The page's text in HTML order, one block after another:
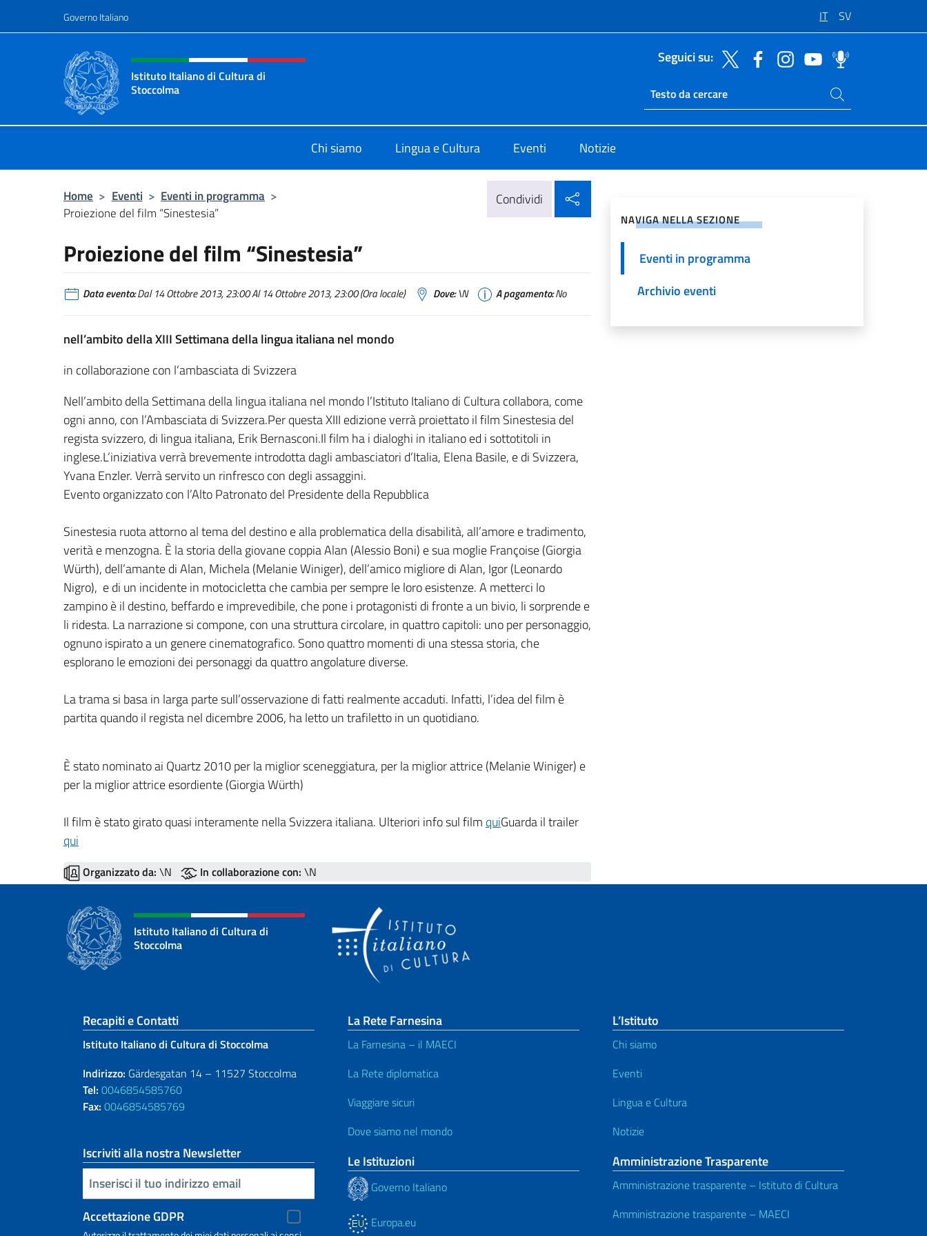
Governo Italiano IT SV
Intestazione sito, social e menù
Istituto Italiano di Cultura di
Stoccolma
Seguici su:
Ricerca sito live
Cerca nel sito
Chi siamo Lingua e Cultura Eventi Notizie
Home > Eventi > Eventi in programma >
Proiezione del film “Sinestesia”
Condividi
Proiezione del film “Sinestesia”
Data evento:Dal 14 Ottobre 2013, 23:00 Al 14 Ottobre 2013, 23:00 (Ora locale) Dove:\N A pagamento:No
nell’ambito della XIII Settimana della lingua italiana nel mondo
in collaborazione con l’ambasciata di Svizzera
Nell’ambito della Settimana della lingua italiana nel mondo l’Istituto Italiano di Cultura collabora, come
ogni anno, con l’Ambasciata di Svizzera.Per questa XIII edizione verrà proiettato il film Sinestesia del
regista svizzero, di lingua italiana, Erik Bernasconi.Il film ha i dialoghi in italiano ed i sottotitoli in
inglese.L’iniziativa verrà brevemente introdotta dagli ambasciatori d’Italia, Elena Basile, e di Svizzera,
Yvana Enzler. Verrà servito un rinfresco con degli assaggini.
Evento organizzato con l’Alto Patronato del Presidente della Repubblica
Sinestesia ruota attorno al tema del destino e alla problematica della disabilità, all’amore e tradimento,
verità e menzogna. È la storia della giovane coppia Alan (Alessio Boni) e sua moglie Françoise (Giorgia
Würth), dell’amante di Alan, Michela (Melanie Winiger), dell’amico migliore di Alan, Igor (Leonardo
Nigro), e di un incidente in motocicletta che cambia per sempre le loro esistenze. A metterci lo
zampino è il destino, beffardo e imprevedibile, che pone i protagonisti di fronte a un bivio, li sorprende e
li ridesta. La narrazione si compone, con una struttura circolare, in quattro capitoli: uno per personaggio,
ognuno ispirato a un genere cinematografico. Sono quattro momenti di una stessa storia, che
esplorano le emozioni dei personaggi da quattro angolature diverse.
La trama si basa in larga parte sull’osservazione di fatti realmente accaduti. Infatti, l’idea del film è
partita quando il regista nel dicembre 2006, ha letto un trafiletto in un quotidiano.
È stato nominato ai Quartz 2010 per la miglior sceneggiatura, per la miglior attrice (Melanie Winiger) e
per la miglior attrice esordiente (Giorgia Würth)
Il film è stato girato quasi interamente nella Svizzera italiana. Ulteriori info sul film quiGuarda il trailer
qui
Organizzato da: \N In collaborazione con: \N
NAVIGA NELLA SEZIONE
Eventi in programma
Archivio eventi
Istituto Italiano di Cultura di
Stoccolma
Sezione footer
Recapiti e Contatti
Istituto Italiano di Cultura di Stoccolma
Indirizzo: Gärdesgatan 14 – 11527 Stoccolma
Tel: 0046854585760
Fax: 0046854585769
Iscriviti alla nostra Newsletter
Inserisci la tua email
Accettazione GDPR
La Rete Farnesina
La Farnesina – il MAECI
La Rete diplomatica
Viaggiare sicuri
Dove siamo nel mondo
Le Istituzioni
Governo Italiano
Europa.eu
L’Istituto
Chi siamo
Eventi
Lingua e Cultura
Notizie
Amministrazione Trasparente
Amministrazione trasparente – Istituto di Cultura
Amministrazione trasparente – MAECI